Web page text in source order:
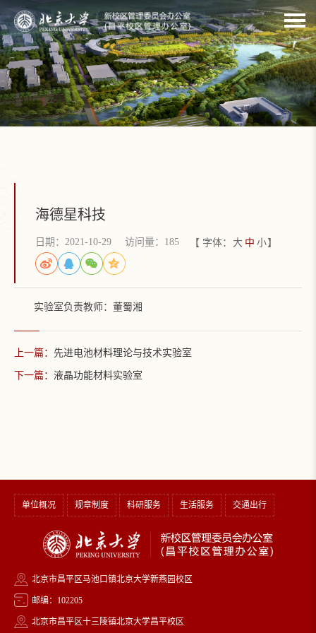
海德星科技
日期：2021-10-29 访问量： 185 【 字体： 大 中 小】
实验室负责教师：董蜀湘
上一篇： 先进电池材料理论与技术实验室
下一篇： 液晶功能材料实验室
单位概况 规章制度 科研服务 生活服务 交通出行
北京市昌平区马池口镇北京大学新燕园校区
邮编：102205
北京市昌平区十三陵镇北京大学昌平校区